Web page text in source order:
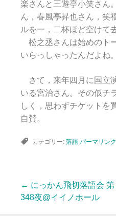
楽さんと三遊亭小笑さん
ん，春風亭昇也さん，笑
ルを一，二杯ほど空けて
松之丞さんは始めのト
いらっしゃったんだよね。
さて，来年四月に国立
いる宮治さん。その仮チ
しく，思わずチケットを
自賛。
カテゴリー: 落語 パーマリンク
投
← にっかん飛切落語会 第
348夜@イイノホール